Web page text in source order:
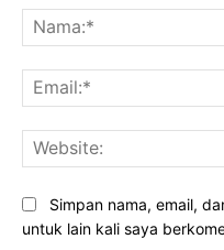
Simpan nama, email,
untuk lain kali saya